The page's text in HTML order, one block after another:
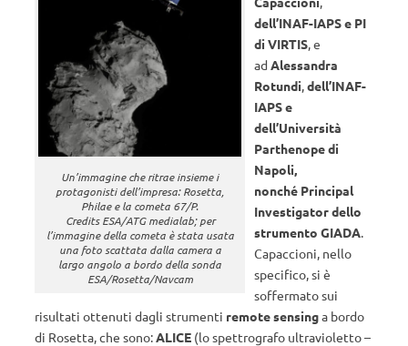
Un’immagine che ritrae insieme i
protagonisti dell’impresa: Rosetta,
Philae e la cometa 67/P.
Credits ESA/ATG medialab; per
l’immagine della cometa è stata usata
una foto scattata dalla camera a
largo angolo a bordo della sonda
ESA/Rosetta/Navcam
dell’INAF-IAPS e PI
di VIRTIS, e
adAlessandra
Rotundi,dell’INAF-
IAPS e
dell’Università
Parthenope di
Napoli,
nonché Principal
Investigator dello
strumento GIADA.
Capaccioni, nello
specifico, si è
soffermato sui
risultati ottenuti dagli strumenti remote sensinga bordo
di Rosetta, che sono:ALICE (lo spettrografo ultravioletto –